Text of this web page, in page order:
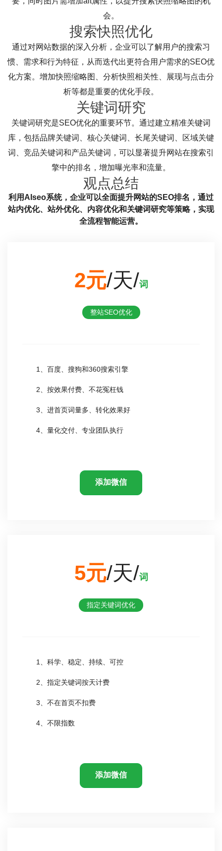
会。
搜索快照优化
通过对网站数据的深入分析，企业可以了解用户的搜索习
惯、需求和行为特征，从而迭代出更符合用户需求的SEO优
化方案。增加快照缩略图、分析快照相关性、展现与点击分
析等都是重要的优化手段。
关键词研究
关键词研究是SEO优化的重要环节。通过建立精准关键词
库，包括品牌关键词、核心关键词、长尾关键词、区域关键
词、竞品关键词和产品关键词，可以显著提升网站在搜索引
擎中的排名，增加曝光率和流量。
观点总结
利用AIseo系统，企业可以全面提升网站的SEO排名，通过
站内优化、站外优化、内容优化和关键词研究等策略，实现
全流程智能运营。
2元/天/词
整站SEO优化
1、百度、搜狗和360搜索引擎
2、按效果付费、不花冤枉钱
3、进首页词量多、转化效果好
4、量化交付、专业团队执行
添加微信
5元/天/词
指定关键词优化
1、科学、稳定、持续、可控
2、指定关键词按天计费
3、不在首页不扣费
4、不限指数
添加微信